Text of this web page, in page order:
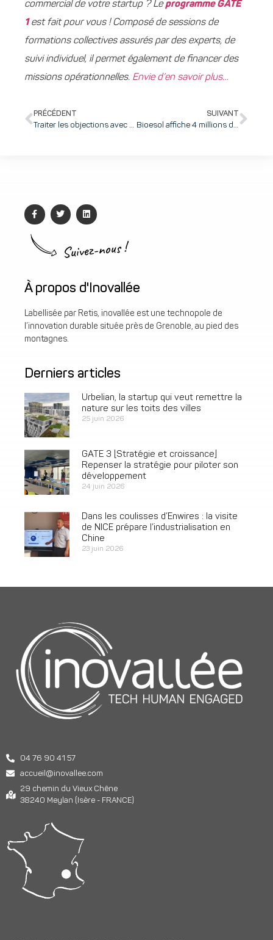
commercial de votre startup ? Leprogramme GATE
1est fait pour vous ! Composé de sessions de
formations collectives assurés par des experts, de
suivi individuel, il permet également de financer des
missions opérationnelles. Envie d’en savoir plus…
PRÉCÉDENT
Traiter les objections avec brio dans l’entretien de vente
SUIVANT
Bioesol affiche 4 millions de CA et confirme sa position de leader dans le secteur de l’énergie
Suivez-nous !
À propos d'Inovallée
Labellisée par Retis, inovallée est une technopole de
l’innovation durable située près de Grenoble, au pied des
montagnes.
Derniers articles
Urbelian, la startup qui veut remettre la
nature sur les toits des villes
25 juin 2026
GATE 3 [Stratégie et croissance]
Repenser la stratégie pour piloter son
développement
24 juin 2026
Dans les coulisses d’Enwires : la visite
de NICE prépare l’industrialisation en
Chine
23 juin 2026
04 76 90 41 57
accueil@inovallee.com
29 chemin du Vieux Chêne
38240 Meylan (Isère - FRANCE)